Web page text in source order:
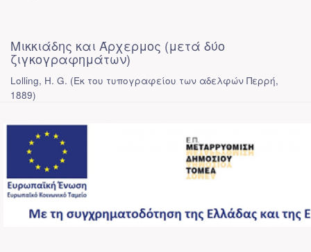
Μικκιάδης και Άρχερμος (μετά δύο
ζιγκογραφημάτων)
Lolling, H. G. (Εκ του τυπογραφείου των αδελφών Περρή,
1889)